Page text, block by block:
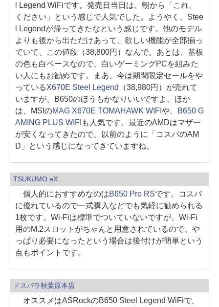
l Legend WiFiです。発売日当日は、朝から「これ、
ください」という感じで人気でした。ようやく、Stee
l Legendが帰ってきたなという感じです。他のモデル
よりも後から出ただけあって、欲しい機能が全部揃っ
ていて、この値段（38,800円）なんで。あとは、基板
の色も白ベースなので、白いゲーミングPCを組みた
い人にもお勧めです。まあ、今は期間限定セールをや
っているX670E Steel Legend
（38,980円）が売れて
いますが、B650のほうもかなりいいですよ。ほか
は、MSIのMAG X670E TOMAHAWK WIFI や、
B650 G
AMING PLUS WIFI も人気です。最近のAMDはマザー
が安くなってきたので、以前のように「コスパのAM
D」という感じになってきていますね。
TSUKUMO eX.
個人的におすすめなのはB650 Pro RSです。コスパ
に優れているので一式購入などでも気軽に勧められる
1枚です。Wi-Fiは標準でついていないですが、Wi-Fi
用のM.2スロットがちゃんと用意されているので、や
っぱり必要になったという場合は後付けが簡単という
点もポイントです。
ドスパラ秋葉原本店
オススメはASRockのB650 Steel Legend WiFiで、